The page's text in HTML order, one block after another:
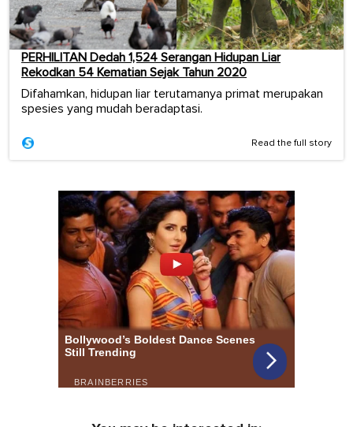
PERHILITAN Dedah 1,524 Serangan Hidupan Liar
Rekodkan 54 Kematian Sejak Tahun 2020
Difahamkan, hidupan liar terutamanya primat merupakan
spesies yang mudah beradaptasi.
Read the full story